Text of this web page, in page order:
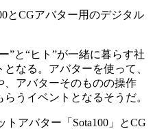
とCGアバター用のデジタル
”と“ヒト”が一緒に暮らす社
なる。アバターを使って、
アバターそのものの操作
うイベントとなるそうだ。
トアバター「Sota100」とCG